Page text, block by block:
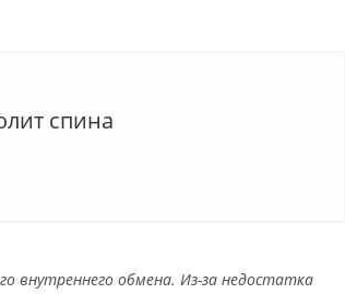
спина
внутреннего обмена. Из-за недостатка